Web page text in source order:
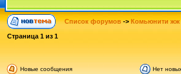
Список форумов->Комьюнити жж
Страница 1 из 1
Новые сообщения
Нет